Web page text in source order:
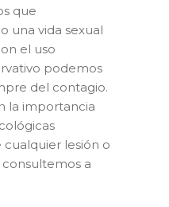
que
una vida sexual
el uso
podemos
del contagio.
la importancia
lesión o
a